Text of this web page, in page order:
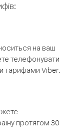
на ваш
телефонувати
тарифами Viber.
протягом 30